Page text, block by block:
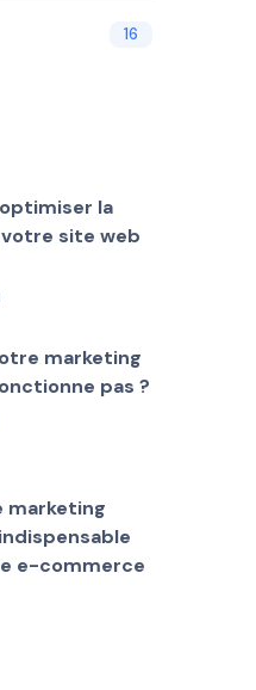
16
la
site web
marketing
pas ?
marketing
e-commerce